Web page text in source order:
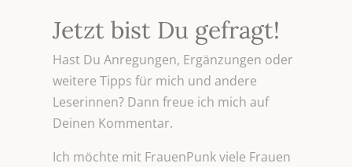
Jetzt bist Du gefragt!
Hast Du Anregungen, Ergänzungen oder
weitere Tipps für mich und andere
Leserinnen? Dann freue ich mich auf
Deinen Kommentar.
Ich möchte mit FrauenPunk viele Frauen